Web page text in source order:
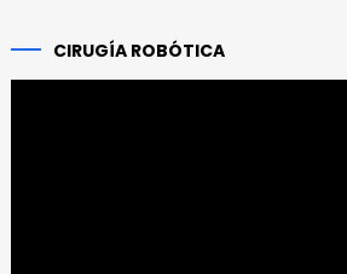
CIRUGÍA ROBÓTICA